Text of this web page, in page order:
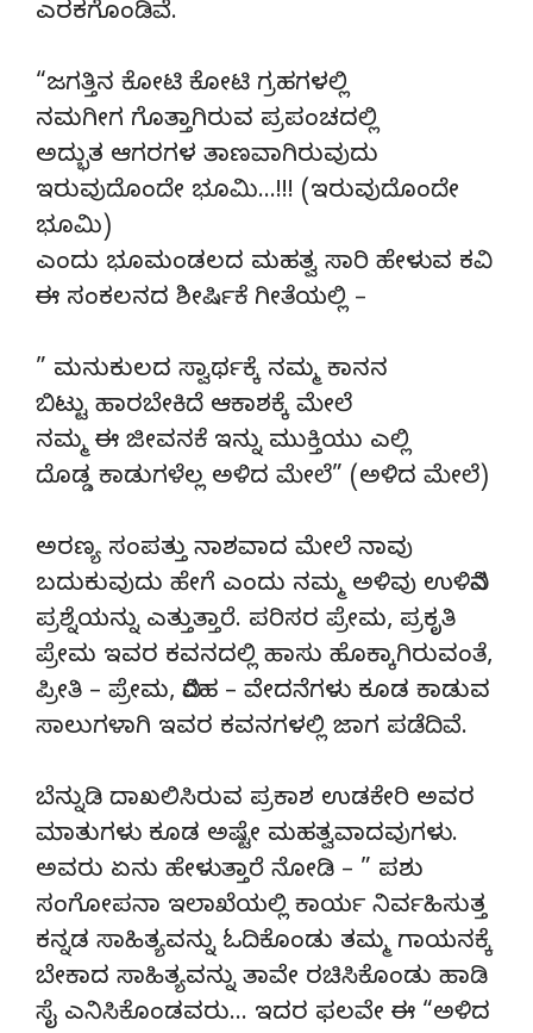
ಎರಕಗೊಂಡಿವೆ.
“ಜಗತ್ತಿನ ಕೋಟಿ ಕೋಟಿ ಗ್ರಹಗಳಲ್ಲಿ
ನಮಗೀಗ ಗೊತ್ತಾಗಿರುವ ಪ್ರಪಂಚದಲ್ಲಿ
ಅದ್ಭುತ ಆಗರಗಳ ತಾಣವಾಗಿರುವುದು
ಇರುವುದೊಂದೇ ಭೂಮಿ…!!! (ಇರುವುದೊಂದೇ
ಭೂಮಿ)
ಎಂದು ಭೂಮಂಡಲದ ಮಹತ್ವ ಸಾರಿ ಹೇಳುವ ಕವಿ
ಈ ಸಂಕಲನದ ಶೀರ್ಷಿಕೆ ಗೀತೆಯಲ್ಲಿ –
” ಮನುಕುಲದ ಸ್ವಾರ್ಥಕ್ಕೆ ನಮ್ಮ ಕಾನನ
ಬಿಟ್ಟು ಹಾರಬೇಕಿದೆ ಆಕಾಶಕ್ಕೆ ಮೇಲೆ
ನಮ್ಮ ಈ ಜೀವನಕೆ ಇನ್ನು ಮುಕ್ತಿಯು ಎಲ್ಲಿ
ದೊಡ್ಡ ಕಾಡುಗಳೆಲ್ಲ ಅಳಿದ ಮೇಲೆ” (ಅಳಿದ ಮೇಲೆ)
ಅರಣ್ಯ ಸಂಪತ್ತು ನಾಶವಾದ ಮೇಲೆ ನಾವು
ಬದುಕುವುದು ಹೇಗೆ ಎಂದು ನಮ್ಮ ಅಳಿವು ಉಳಿವಿನ
ಪ್ರಶ್ನೆಯನ್ನು ಎತ್ತುತ್ತಾರೆ. ಪರಿಸರ ಪ್ರೇಮ, ಪ್ರಕೃತಿ
ಪ್ರೇಮ ಇವರ ಕವನದಲ್ಲಿ ಹಾಸು ಹೊಕ್ಕಾಗಿರುವಂತೆ,
ಪ್ರೀತಿ – ಪ್ರೇಮ, ವಿರಹ – ವೇದನೆಗಳು ಕೂಡ ಕಾಡುವ
ಸಾಲುಗಳಾಗಿ ಇವರ ಕವನಗಳಲ್ಲಿ ಜಾಗ ಪಡೆದಿವೆ.
ಬೆನ್ನುಡಿ ದಾಖಲಿಸಿರುವ ಪ್ರಕಾಶ ಉಡಕೇರಿ ಅವರ
ಮಾತುಗಳು ಕೂಡ ಅಷ್ಟೇ ಮಹತ್ವವಾದವುಗಳು.
ಅವರು ಏನು ಹೇಳುತ್ತಾರೆ ನೋಡಿ – ” ಪಶು
ಸಂಗೋಪನಾ ಇಲಾಖೆಯಲ್ಲಿ ಕಾರ್ಯ ನಿರ್ವಹಿಸುತ್ತ
ಕನ್ನಡ ಸಾಹಿತ್ಯವನ್ನು ಓದಿಕೊಂಡು ತಮ್ಮ ಗಾಯನಕ್ಕೆ
ಬೇಕಾದ ಸಾಹಿತ್ಯವನ್ನು ತಾವೇ ರಚಿಸಿಕೊಂಡು ಹಾಡಿ
ಸೈ ಎನಿಸಿಕೊಂಡವರು… ಇದರ ಫಲವೇ ಈ “ಅಳಿದ